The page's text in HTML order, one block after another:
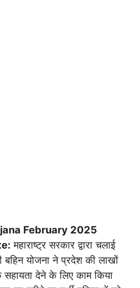
February 2025
महाराष्ट्र सरकार द्वारा चलाई
बहिन योजना ने प्रदेश की लाखों
देने के लिए काम किया